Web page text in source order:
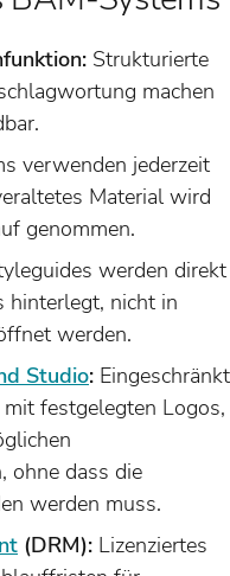
Strukturierte
machen
verwenden jederzeit
Material wird
genommen.
werden direkt
hinterlegt, nicht in
werden.
Studio: Eingeschränkt
festgelegten Logos,
ohne dass die
werden muss.
(DRM): Lizenziertes